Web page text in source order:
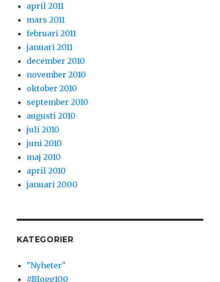
april 2011
mars 2011
februari 2011
januari 2011
december 2010
november 2010
oktober 2010
september 2010
augusti 2010
juli 2010
juni 2010
maj 2010
april 2010
januari 2000
KATEGORIER
"Nyheter"
#Blogg100